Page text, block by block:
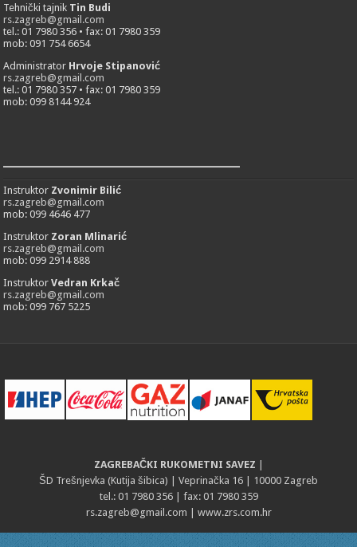
Tehnički tajnik Tin Budi
rs.zagreb@gmail.com
tel.: 01 7980 356 • fax: 01 7980 359
mob: 091 754 6654
Administrator Hrvoje Stipanović
rs.zagreb@gmail.com
tel.: 01 7980 357 • fax: 01 7980 359
mob: 099 8144 924
Instruktor Zvonimir Bilić
rs.zagreb@gmail.com
mob: 099 4646 477
Instruktor Zoran Mlinarić
rs.zagreb@gmail.com
mob: 099 2914 888
InstruktorVedran Krkač
rs.zagreb@gmail.com
mob: 099 767 5225
ZAGREBAČKI RUKOMETNI SAVEZ |
ŠD Trešnjevka (Kutija šibica) | Veprinačka 16 | 10000 Zagreb
tel.: 01 7980 356 | fax: 01 7980 359
rs.zagreb@gmail.com | www.zrs.com.hr